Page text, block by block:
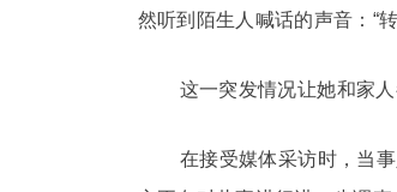
然听到陌生人喊话的声音：“
这一突发情况让她和家
在接受媒体采访时，当